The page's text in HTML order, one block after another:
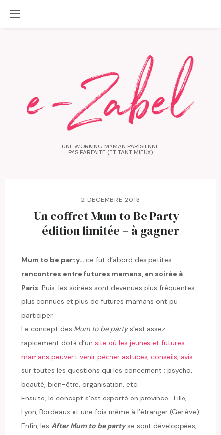
UNE WORKING MAMAN PARISIENNE
PAS PARFAITE (ET TANT MIEUX)
2 DÉCEMBRE 2013
Un coffret Mum to Be Party –
édition limitée – à gagner
Mum to be party…ce fut d’abord des petites
rencontres entre futures mamans, en soirée à
Paris. Puis, les soirées sont devenues plus fréquentes,
plus connues et plus de futures mamans ont pu
participer.
Le concept des Mum to be partys’est assez
rapidement doté d’unsite où les jeunes et futures
mamans peuvent venir pêcher astuces, conseils, avis
sur toutes les questions qui les concernent : psycho,
beauté, bien-être, organisation, etc.
Ensuite, le concept s’est exporté en province : Lille,
Lyon, Bordeaux et une fois même à l’étranger (Genève)
Enfin, lesAfter Mum to be partyse sont développées,